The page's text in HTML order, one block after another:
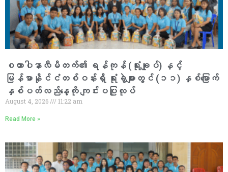
စထာပါနာလီမိတက်၏ ရန်ကုန် (ရုံးချုပ်) နှင့်
မြန်မာနိုင်ငံတစ်ဝန်းရှိ ရုံးခွဲများတွင် (၁၁) နှစ်မြောက်
နှစ်ပတ်လည်နေ့ကို ကျင်းပပြုလုပ်
August 4, 2026 11:22 am
Read More »